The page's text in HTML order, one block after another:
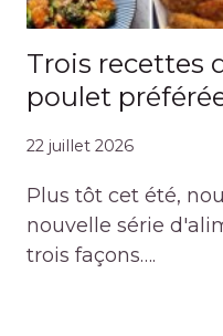
Trois recettes
poulet
22 juillet 2026
Plus tôt cet été,
nouvelle série
trois façons….